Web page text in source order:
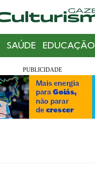
SAÚDE EDUCAÇÃO